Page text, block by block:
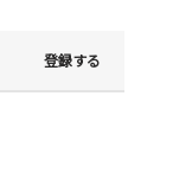
登録する